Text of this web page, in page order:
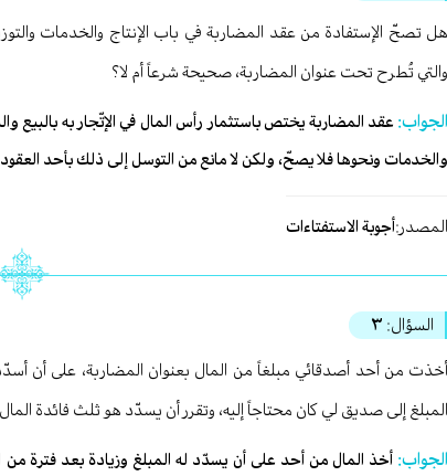
هل تصحّ الإستفادة من عقد المضاربة في باب الإنتاج والخدمات
والتي تُطرح تحت عنوان المضاربة، صحيحة شرعاً أم لا؟
الجواب: عقد المضاربة يختص باستثمار رأس المال في الإتّجار به بالبيع
والخدمات ونحوها فلا يصحّ، ولكن لا مانع من التوسل إلى ذلك بأحد
المصدر:أجوبة الاستفتاءات
السؤال: ٣
أخذت من أحد أصدقائي مبلغاً من المال بعنوان المضاربة، على أن
المبلغ إلى صديق لي كان محتاجاً إليه، وتقرر أن يسدّد هو ثلث فائدة
الجواب: أخذ المال من أحد على أن يسدّد له المبلغ وزيادة بعد فترة